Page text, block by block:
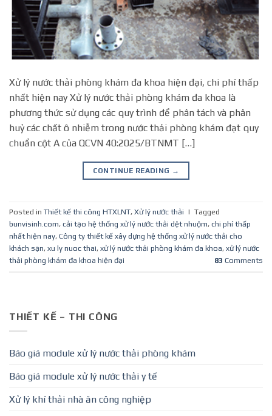
Xử lý nước thải phòng khám đa khoa hiện đại, chi phí thấp
nhất hiện nay Xử lý nước thải phòng khám đa khoa là
phương thức sử dụng các quy trình để phân tách và phân
huỷ các chất ô nhiễm trong nước thải phòng khám đạt quy
chuẩn cột A của QCVN 40:2025/BTNMT […]
CONTINUE READING →
Posted in Thiết kế thi công HTXLNT, Xử lý nước thải | Tagged
bunvisinh.com, cải tạo hệ thống xử lý nước thải dệt nhuộm, chi phí thấp
nhất hiện nay, Công ty thiết kế xây dựng hệ thống xử lý nước thải cho
khách sạn, xu ly nuoc thai, xử lý nước thải phòng khám đa khoa, xử lý nước
thải phòng khám đa khoa hiện đại
83 Comments
THIẾT KẾ – THI CÔNG
Báo giá module xử lý nước thải phòng khám
Báo giá module xử lý nước thải y tế
Xử lý khí thải nhà ăn công nghiệp